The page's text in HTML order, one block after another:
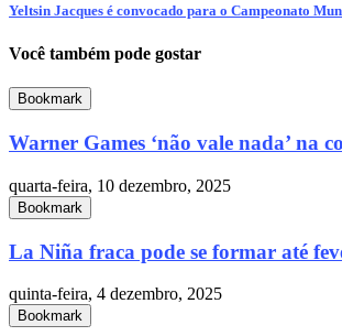
Yeltsin Jacques é convocado para o Campeonato
Você também pode gostar
Bookmark
Warner Games ‘não vale nada’ na
quarta-feira, 10 dezembro, 2025
Bookmark
La Niña fraca pode se formar até
quinta-feira, 4 dezembro, 2025
Bookmark